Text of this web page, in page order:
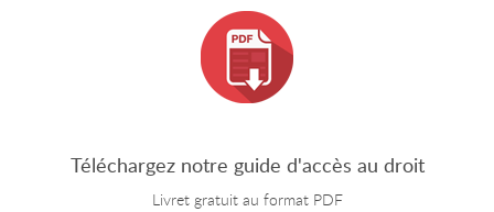
Téléchargez notre guide d'accès au droit
Livret gratuit au format PDF